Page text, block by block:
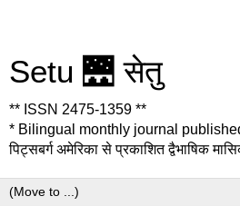
Setu 🌉 सेतु
** ISSN 2475-1359 **
* Bilingual monthly journal
पिट्सबर्ग अमेरिका से प्रकाशित द्वैभाषिक